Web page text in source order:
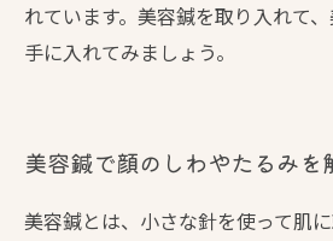
れています。美容鍼を取り入れて
手に入れてみましょう。
美容鍼で顔のしわやたるみを
美容鍼とは、小さな針を使って肌